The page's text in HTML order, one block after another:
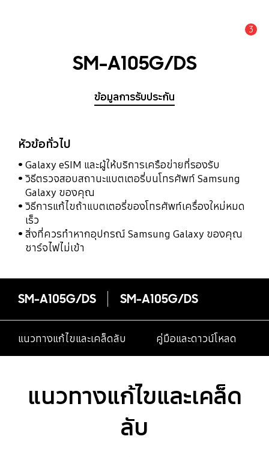
3
SM-A105G/DS
ข้อมูลการรับประกัน
หัวข้อทั่วไป
Galaxy eSIM และผู้ให้บริการเครือข่ายที่รองรับ
วิธีตรวจสอบสถานะแบตเตอรี่บนโทรศัพท์ Samsung
Galaxy ของคุณ
วิธีการแก้ไขถ้าแบตเตอรี่ของโทรศัพท์เครื่องใหม่หมด
เร็ว
สิ่งที่ควรทำหากอุปกรณ์ Samsung Galaxy ของคุณ
ชาร์จไฟไม่เข้า
SM-A105G/DS SM-A105G/DS
แนวทางแก้ไขและเคล็ดลับ คู่มือและดาวน์โหลด
แนวทางแก้ไขและเคล็ด
ลับ